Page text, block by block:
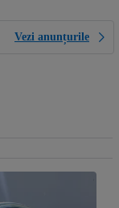
Vezi anunțurile